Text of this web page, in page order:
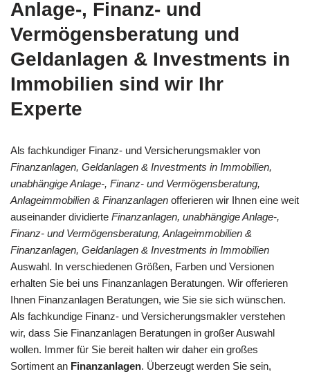
Anlage-, Finanz- und
Vermögensberatung und
Geldanlagen & Investments in
Immobilien sind wir Ihr
Experte
Als fachkundiger Finanz- und Versicherungsmakler von
Finanzanlagen, Geldanlagen & Investments in Immobilien,
unabhängige Anlage-, Finanz- und Vermögensberatung,
Anlageimmobilien & Finanzanlagen offerieren wir Ihnen eine weit
auseinander dividierte Finanzanlagen, unabhängige Anlage-,
Finanz- und Vermögensberatung, Anlageimmobilien &
Finanzanlagen, Geldanlagen & Investments in Immobilien
Auswahl. In verschiedenen Größen, Farben und Versionen
erhalten Sie bei uns Finanzanlagen Beratungen. Wir offerieren
Ihnen Finanzanlagen Beratungen, wie Sie sie sich wünschen.
Als fachkundige Finanz- und Versicherungsmakler verstehen
wir, dass Sie Finanzanlagen Beratungen in großer Auswahl
wollen. Immer für Sie bereit halten wir daher ein großes
Sortiment an Finanzanlagen. Überzeugt werden Sie sein,